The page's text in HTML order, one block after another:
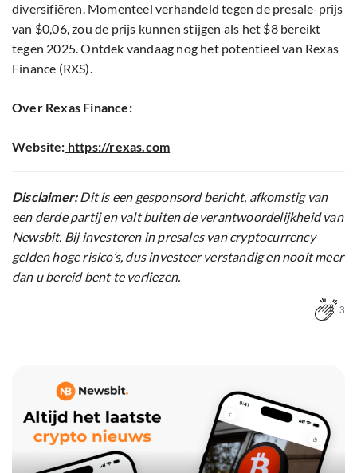
diversifiëren. Momenteel verhandeld tegen de presale-prijs
van $0,06, zou de prijs kunnen stijgen als het $8 bereikt
tegen 2025. Ontdek vandaag nog het potentieel van Rexas
Finance (RXS).
Over Rexas Finance:
Website: https://rexas.com
Disclaimer:Dit is een gesponsord bericht, afkomstig van
een derde partij en valt buiten de verantwoordelijkheid van
Newsbit. Bij investeren in presales van cryptocurrency
gelden hoge risico’s, dus investeer verstandig en nooit meer
dan u bereid bent te verliezen.
3